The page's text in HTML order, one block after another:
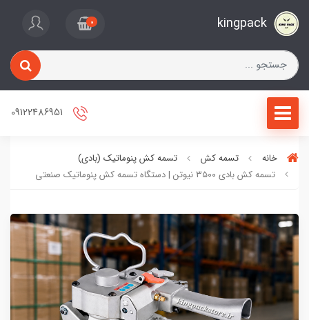
kingpack
0
خانه تسمه کش
تسمه کش پنوماتیک (بادی)
تسمه کش بادی ۳۵۰۰ نیوتن | دستگاه تسمه کش پنوماتیک صنعتی